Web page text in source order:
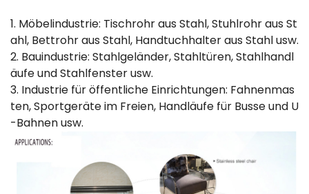
1. Möbelindustrie: Tischrohr aus Stahl, Stuhlrohr aus St
ahl, Bettrohr aus Stahl, Handtuchhalter aus Stahl usw.
2. Bauindustrie: Stahlgeländer, Stahltüren, Stahlhandl
äufe und Stahlfenster usw.
3. Industrie für öffentliche Einrichtungen: Fahnenmas
ten, Sportgeräte im Freien, Handläufe für Busse und U
-Bahnen usw.